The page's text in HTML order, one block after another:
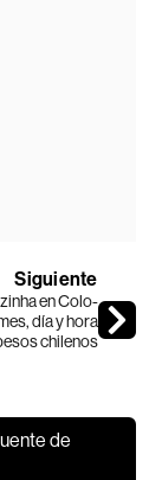
Siguiente
en Colo-
día y hora
chilenos
de